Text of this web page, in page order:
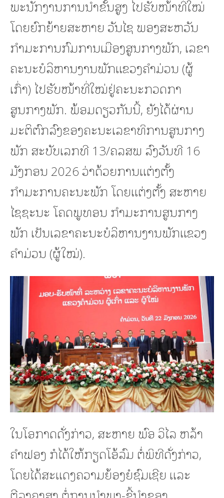
ພະນັກງານການນຳຂັ້ນສູງ ໄປຮັບໜ້າທີ່ໃໝ່
ໂດຍຍົກຍ້າຍສະຫາຍ ວັນໄຊ ພອງສະຫວັນ
ກຳມະການກົມການເມືອງສູນກາງພັກ, ເລຂາ
ຄະນະບໍລິຫານງານພັກແຂວງຄຳມ່ວນ (ຜູ້
ເກົ່າ) ໄປຮັບໜ້າທີ່ໃໝ່ຢູ່ຄະນະກວດກາ
ສູນກາງພັກ. ພ້ອມດຽວກັນນີ້, ຍັງໄດ້ຜ່ານ
ມະຕິຕົກລົງຂອງຄະນະເລຂາທິການສູນກາງ
ພັກ ສະບັບເລກທີ 13/ຄລສພ ລົງວັນທີ 16
ມັງກອນ 2026 ວ່າດ້ວຍການແຕ່ງຕັ້ງ
ກຳມະການຄະນະພັກ ໂດຍແຕ່ງຕັ້ງ ສະຫາຍ
ໄຊຊະນະ ໂຄດພູທອນ ກຳມະການສູນກາງ
ພັກ ເປັນເລຂາຄະນະບໍລິຫານງານພັກແຂວງ
ຄຳມ່ວນ (ຜູ້ໃໝ່).
ໃນໂອກາດດັ່ງກ່າວ, ສະຫາຍ ພົອ ວິໄລ ຫລ້າ
ຄຳຟອງ ກໍໄດ້ໃຫ້ກຽດໂອ້ລົມ ຕໍ່ພິທີດັ່ງກ່າວ,
ໂດຍໄດ້ສະແດງຄວາມຍ້ອງຍໍຊົມເຊີຍ ແລະ